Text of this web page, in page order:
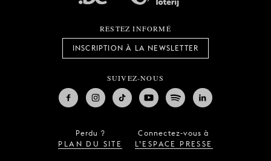
RESTEZ INFORMÉ
INSCRIPTION À LA NEWSLETTER
SUIVEZ-NOUS
Perdu ?
PLAN DU SITE
Connectez-vous à
L’ESPACE PRESSE